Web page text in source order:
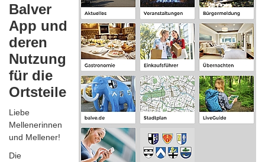
Balver
App und
deren
Nutzung
für die
Ortsteile
Liebe
Mellenerinnen
und Mellener!
Die